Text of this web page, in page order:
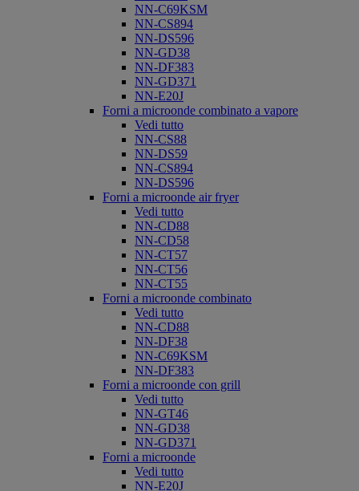
NN-C69KSM
NN-CS894
NN-DS596
NN-GD38
NN-DF383
NN-GD371
NN-E20J
Forni a microonde combinato a vapore
Vedi tutto
NN-CS88
NN-DS59
NN-CS894
NN-DS596
Forni a microonde air fryer
Vedi tutto
NN-CD88
NN-CD58
NN-CT57
NN-CT56
NN-CT55
Forni a microonde combinato
Vedi tutto
NN-CD88
NN-DF38
NN-C69KSM
NN-DF383
Forni a microonde con grill
Vedi tutto
NN-GT46
NN-GD38
NN-GD371
Forni a microonde
Vedi tutto
NN-E20J